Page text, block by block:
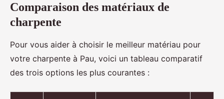
Comparaison des matériaux de
charpente
Pour vous aider à choisir le meilleur matériau pour
votre charpente à Pau, voici un tableau comparatif
des trois options les plus courantes :